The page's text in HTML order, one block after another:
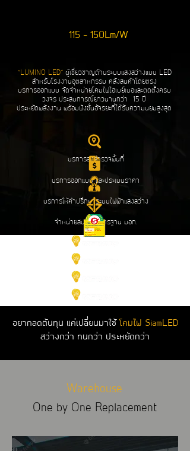
115 - 150Lm/W
“LUMINO LED”ผู้เชี่ยวชาญด้านระบบแสงสว่างแบบ LED
สำหรับโรงงานอุตสาหกรรม คลังสินค้าโดยตรง
บริการออกแบบ จัดจำหน่ายโคมไฟไฮเบย์เบอและติดตั้งครบ
วงจร ประสบการณ์ยาวนานกว่า 15 ปี
ประหยัดพลังงาน พร้อมฟังชั่นอัจริยะที่ได้รับความนิยมสูงสุด
บริการลงสำรวจพื้นที่
บริการออกแบบ และประเมินราคา
บริการให้คำปรึกษาระบบไฟฟ้าแสงสว่าง
จำหน่ายสินค้า มาตรฐาน มอก.
มาตรฐานประหยัด
อยากลดต้นทุน แค่เปลี่ยนมาใช้ โคมไฟ SiamLED
สว่างกว่า ทนกว่า ประหยัดกว่า
Warehouse
One by One Replacement